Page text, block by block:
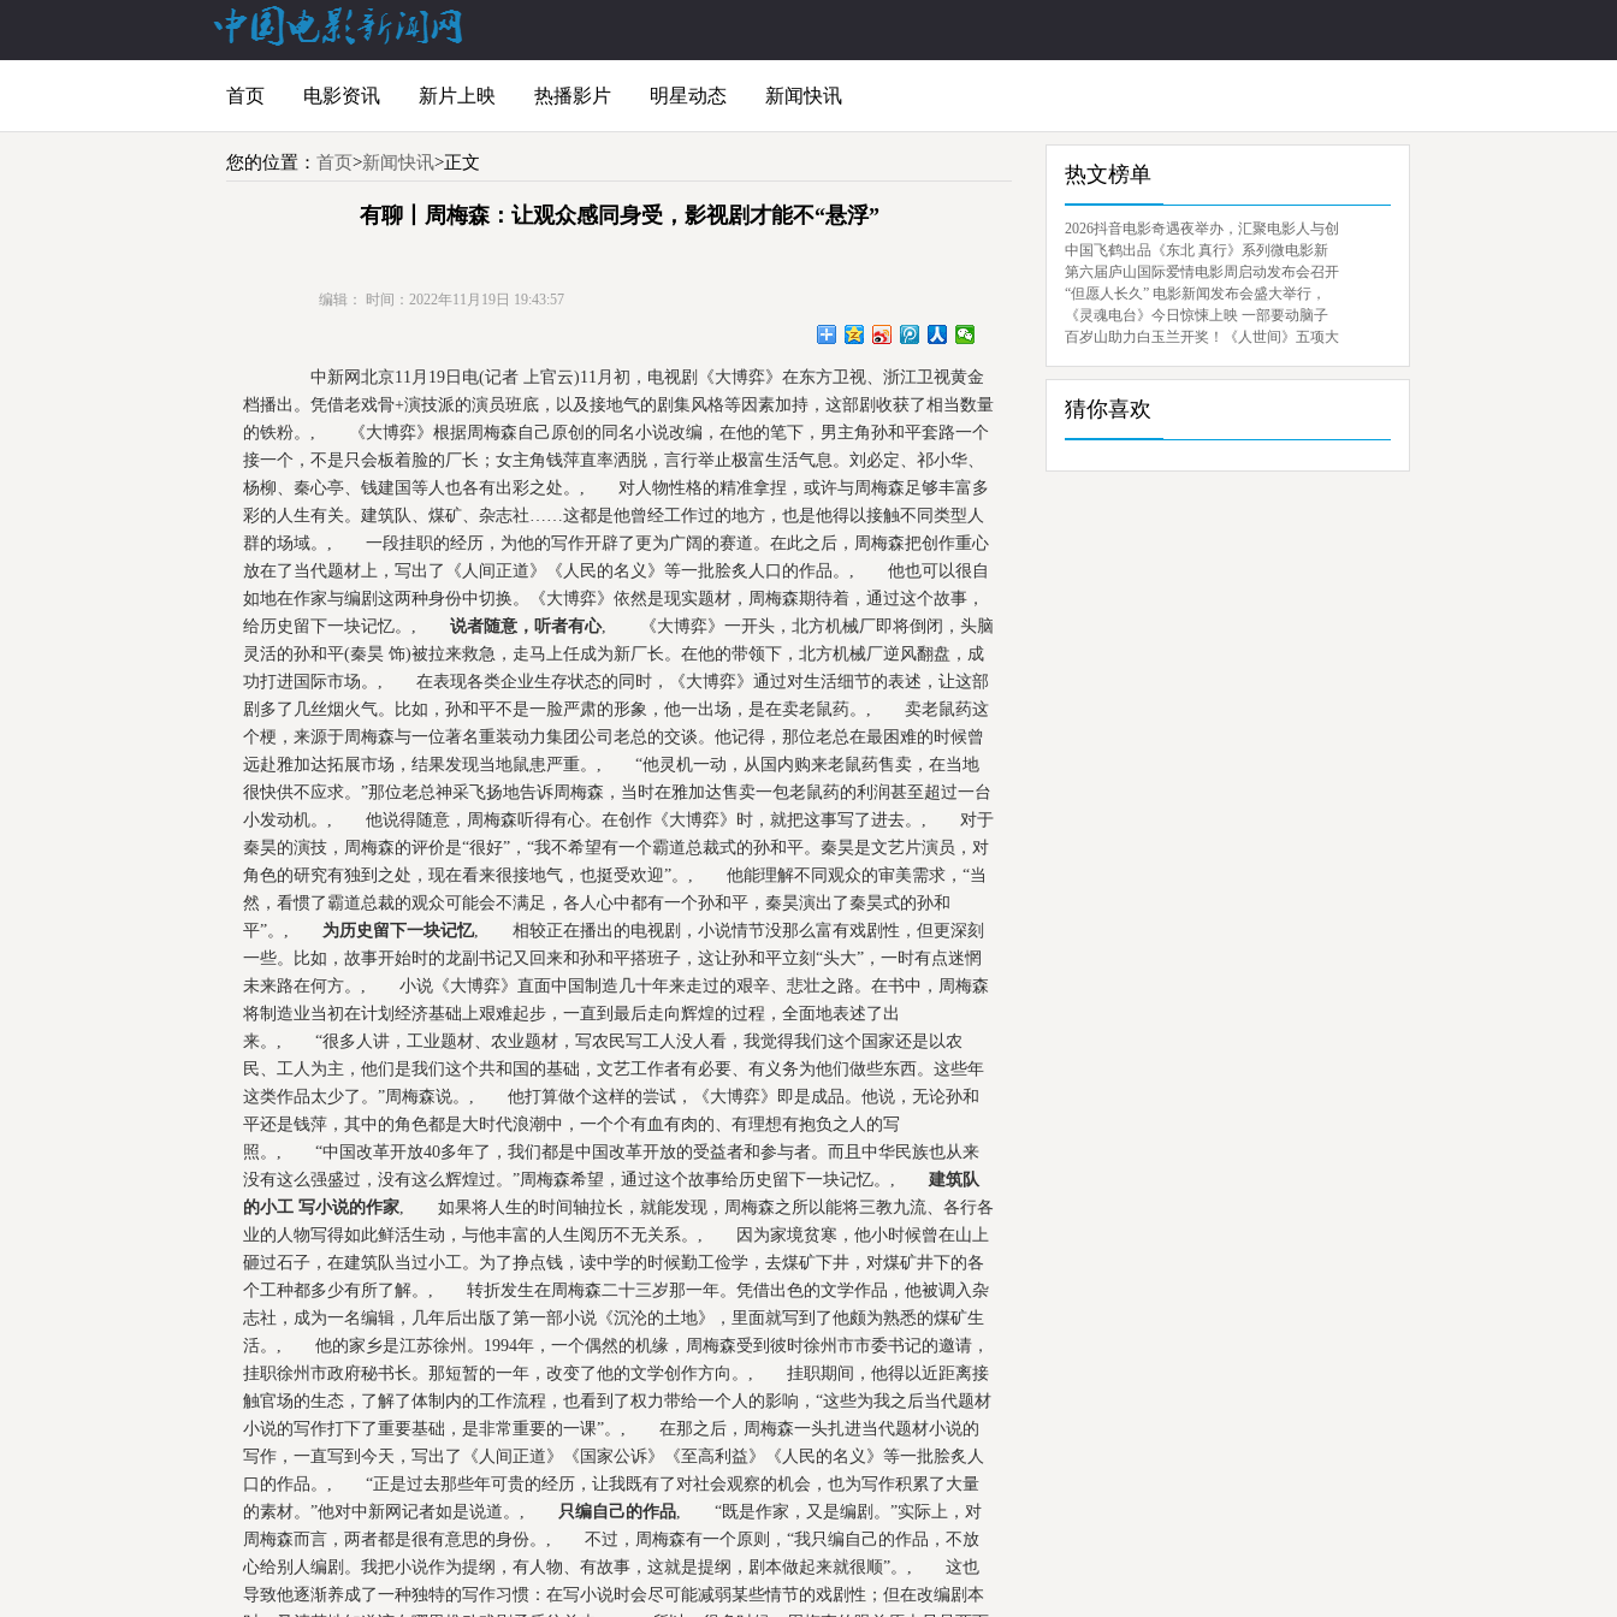
首页 电影资讯 新片上映 热播影片 明星动态 新闻快讯
您的位置： 首页>新闻快讯>正文
有聊丨周梅森：让观众感同身受，影视剧才能不“悬浮”
编辑： 时间：2022年11月19日 19:43:57
中新网北京11月19日电(记者 上官云)11月初，电视剧《大博弈》在东方卫视、浙江卫视黄金
档播出。凭借老戏骨+演技派的演员班底，以及接地气的剧集风格等因素加持，这部剧收获了相当数量
的铁粉。, 《大博弈》根据周梅森自己原创的同名小说改编，在他的笔下，男主角孙和平套路一个
接一个，不是只会板着脸的厂长；女主角钱萍直率洒脱，言行举止极富生活气息。刘必定、祁小华、
杨柳、秦心亭、钱建国等人也各有出彩之处。, 对人物性格的精准拿捏，或许与周梅森足够丰富多
彩的人生有关。建筑队、煤矿、杂志社……这都是他曾经工作过的地方，也是他得以接触不同类型人
群的场域。, 一段挂职的经历，为他的写作开辟了更为广阔的赛道。在此之后，周梅森把创作重心
放在了当代题材上，写出了《人间正道》《人民的名义》等一批脍炙人口的作品。, 他也可以很自
如地在作家与编剧这两种身份中切换。《大博弈》依然是现实题材，周梅森期待着，通过这个故事，
给历史留下一块记忆。, 说者随意，听者有心, 《大博弈》一开头，北方机械厂即将倒闭，头脑
灵活的孙和平(秦昊 饰)被拉来救急，走马上任成为新厂长。在他的带领下，北方机械厂逆风翻盘，成
功打进国际市场。, 在表现各类企业生存状态的同时，《大博弈》通过对生活细节的表述，让这部
剧多了几丝烟火气。比如，孙和平不是一脸严肃的形象，他一出场，是在卖老鼠药。, 卖老鼠药这
个梗，来源于周梅森与一位著名重装动力集团公司老总的交谈。他记得，那位老总在最困难的时候曾
远赴雅加达拓展市场，结果发现当地鼠患严重。, “他灵机一动，从国内购来老鼠药售卖，在当地
很快供不应求。”那位老总神采飞扬地告诉周梅森，当时在雅加达售卖一包老鼠药的利润甚至超过一台
小发动机。, 他说得随意，周梅森听得有心。在创作《大博弈》时，就把这事写了进去。, 对于
秦昊的演技，周梅森的评价是“很好”，“我不希望有一个霸道总裁式的孙和平。秦昊是文艺片演员，对
角色的研究有独到之处，现在看来很接地气，也挺受欢迎”。, 他能理解不同观众的审美需求，“当
然，看惯了霸道总裁的观众可能会不满足，各人心中都有一个孙和平，秦昊演出了秦昊式的孙和
平”。, 为历史留下一块记忆, 相较正在播出的电视剧，小说情节没那么富有戏剧性，但更深刻
一些。比如，故事开始时的龙副书记又回来和孙和平搭班子，这让孙和平立刻“头大”，一时有点迷惘
未来路在何方。, 小说《大博弈》直面中国制造几十年来走过的艰辛、悲壮之路。在书中，周梅森
将制造业当初在计划经济基础上艰难起步，一直到最后走向辉煌的过程，全面地表述了出
来。, “很多人讲，工业题材、农业题材，写农民写工人没人看，我觉得我们这个国家还是以农
民、工人为主，他们是我们这个共和国的基础，文艺工作者有必要、有义务为他们做些东西。这些年
这类作品太少了。”周梅森说。, 他打算做个这样的尝试，《大博弈》即是成品。他说，无论孙和
平还是钱萍，其中的角色都是大时代浪潮中，一个个有血有肉的、有理想有抱负之人的写
照。, “中国改革开放40多年了，我们都是中国改革开放的受益者和参与者。而且中华民族也从来
没有这么强盛过，没有这么辉煌过。”周梅森希望，通过这个故事给历史留下一块记忆。, 建筑队
的小工 写小说的作家 , 如果将人生的时间轴拉长，就能发现，周梅森之所以能将三教九流、各行各
业的人物写得如此鲜活生动，与他丰富的人生阅历不无关系。, 因为家境贫寒，他小时候曾在山上
砸过石子，在建筑队当过小工。为了挣点钱，读中学的时候勤工俭学，去煤矿下井，对煤矿井下的各
个工种都多少有所了解。, 转折发生在周梅森二十三岁那一年。凭借出色的文学作品，他被调入杂
志社，成为一名编辑，几年后出版了第一部小说《沉沦的土地》，里面就写到了他颇为熟悉的煤矿生
活。, 他的家乡是江苏徐州。1994年，一个偶然的机缘，周梅森受到彼时徐州市市委书记的邀请，
挂职徐州市政府秘书长。那短暂的一年，改变了他的文学创作方向。, 挂职期间，他得以近距离接
触官场的生态，了解了体制内的工作流程，也看到了权力带给一个人的影响，“这些为我之后当代题材
小说的写作打下了重要基础，是非常重要的一课”。, 在那之后，周梅森一头扎进当代题材小说的
写作，一直写到今天，写出了《人间正道》《国家公诉》《至高利益》《人民的名义》等一批脍炙人
口的作品。, “正是过去那些年可贵的经历，让我既有了对社会观察的机会，也为写作积累了大量
的素材。”他对中新网记者如是说道。,
只编自己的作品 , “既是作家，又是编剧。”实际上，对
周梅森而言，两者都是很有意思的身份。, 不过，周梅森有一个原则，“我只编自己的作品，不放
心给别人编剧。我把小说作为提纲，有人物、有故事，这就是提纲，剧本做起来就很顺”。, 这也
导致他逐渐养成了一种独特的写作习惯：在写小说时会尽可能减弱某些情节的戏剧性；但在改编剧本
热文榜单
2026抖音电影奇遇夜举办，汇聚电影人与创
中国飞鹤出品《东北 真行》系列微电影新
第六届庐山国际爱情电影周启动发布会召开
“但愿人长久” 电影新闻发布会盛大举行，
《灵魂电台》今日惊悚上映 一部要动脑子
百岁山助力白玉兰开奖！《人世间》五项大
猜你喜欢